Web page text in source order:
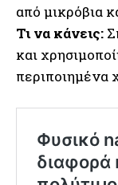
από μικρόβια
Τι να κάνεις:
και
περιποιημένα